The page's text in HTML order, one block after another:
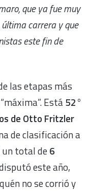
que ya fue muy
carrera y que
este fin de
las etapas más
Está52°
de Otto Fritzler
de clasificación a
un total de6
este año,
no se corrió y